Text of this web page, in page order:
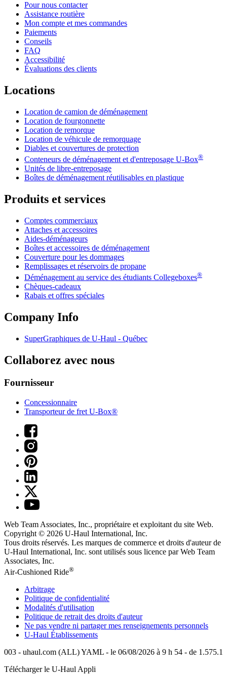
Pour nous contacter
Assistance routière
Mon compte et mes commandes
Paiements
Conseils
FAQ
Accessibilité
Évaluations des clients
Locations
Location de camion de déménagement
Location de fourgonnette
Location de remorque
Location de véhicule de remorquage
Diables et couvertures de protection
Conteneurs de déménagement et d'entreposage U-Box®
Unités de libre-entreposage
Boîtes de déménagement réutilisables en plastique
Produits et services
Comptes commerciaux
Attaches et accessoires
Aides-déménageurs
Boîtes et accessoires de déménagement
Couverture pour les dommages
Remplissages et réservoirs de propane
Déménagement au service des étudiants Collegeboxes®
Chèques-cadeaux
Rabais et offres spéciales
Company Info
SuperGraphiques de U-Haul - Québec
Collaborez avec nous
Fournisseur
Concessionnaire
Transporteur de fret U-Box®
Web Team Associates, Inc., propriétaire et exploitant du site Web.
Copyright © 2026 U-Haul International, Inc.
Tous droits réservés. Les marques de commerce et droits d'auteur de
U-Haul International, Inc. sont utilisés sous licence par Web Team
Associates, Inc.
Air-Cushioned Ride®
Arbitrage
Politique de confidentialité
Modalités d'utilisation
Politique de retrait des droits d'auteur
Ne pas vendre ni partager mes renseignements personnels
U-Haul Établissements
003 - uhaul.com (ALL) YAML - le 06/08/2026 à 9 h 54 - de 1.575.1
Télécharger le U-Haul Appli